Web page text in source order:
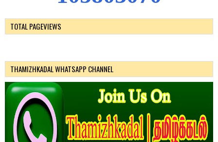
TOTAL PAGEVIEWS
THAMIZHKADAL WHATSAPP CHANNEL